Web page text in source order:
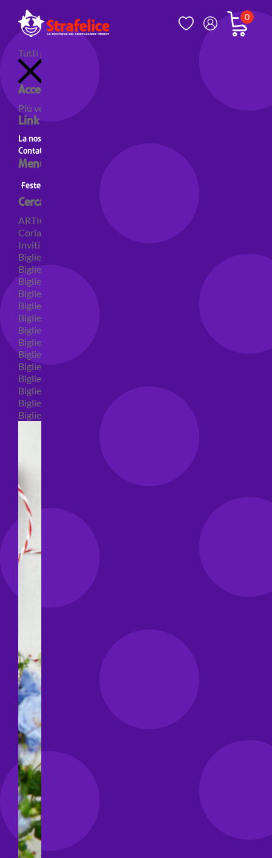
0
Tutti gli articoli
Accedi al tuo account
Più venduti Nuovi prodotti
Link utili
La nostra storia
Contatti
Menù principale
Feste a Tema Feste a tema Colori
Cerca per categoria
ARTICOLI PER FESTE
Coriandoli e sparacoriandoli
Inviti
Biglietti di auguri
Biglietti auguri pensione
Biglietti auguri compleanno
Biglietti auguri amore
Biglietti auguri nascita
Biglietti auguri primo compleanno
Biglietti auguri battesimo
Biglietti auguri per prima comunione
Biglietti auguri cresima
Biglietti auguri matrimonio
Biglietti auguri anniversario matrimonio
Biglietti auguri Natale
Biglietti auguri laurea
Biglietti auguri generici